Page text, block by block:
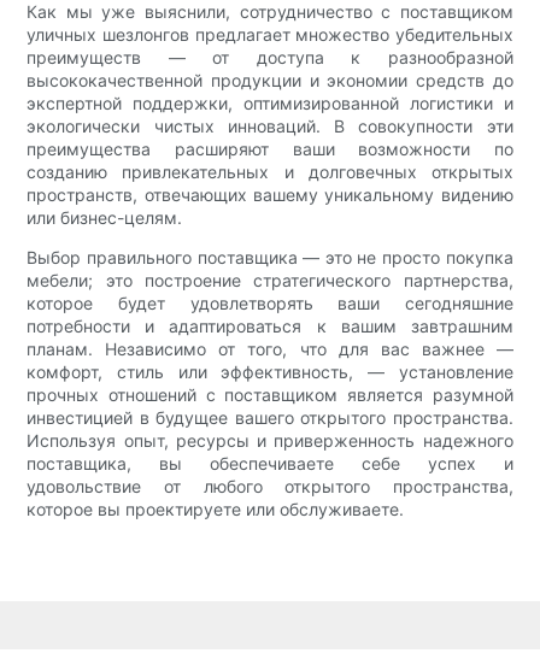
Как мы уже выяснили, сотрудничество с поставщиком
уличных шезлонгов предлагает множество убедительных
преимуществ — от доступа к разнообразной
высококачественной продукции и экономии средств до
экспертной поддержки, оптимизированной логистики и
экологически чистых инноваций. В совокупности эти
преимущества расширяют ваши возможности по
созданию привлекательных и долговечных открытых
пространств, отвечающих вашему уникальному видению
или бизнес-целям.
Выбор правильного поставщика — это не просто покупка
мебели; это построение стратегического партнерства,
которое будет удовлетворять ваши сегодняшние
потребности и адаптироваться к вашим завтрашним
планам. Независимо от того, что для вас важнее —
комфорт, стиль или эффективность, — установление
прочных отношений с поставщиком является разумной
инвестицией в будущее вашего открытого пространства.
Используя опыт, ресурсы и приверженность надежного
поставщика, вы обеспечиваете себе успех и
удовольствие от любого открытого пространства,
которое вы проектируете или обслуживаете.